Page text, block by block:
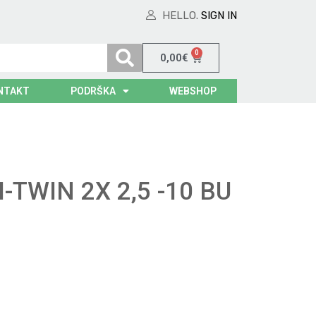
HELLO. SIGN IN
0,00€ 0
PODRŠKA WEBSHOP
TWIN 2X 2,5 -10 BU